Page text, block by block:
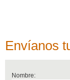
Envíanos
Nombre: